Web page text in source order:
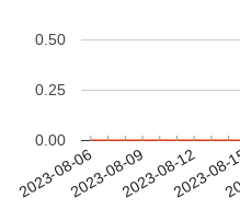
2023-08-062023-08-092023-08-12
2023-
0.00
0.25
0.50